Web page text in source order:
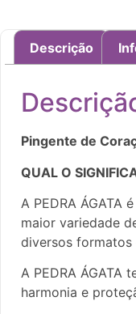
Descrição
Pingente de
QUAL O
A PEDRA ÁGATA
maior variedade
diversos formatos
A PEDRA ÁGATA
harmonia e